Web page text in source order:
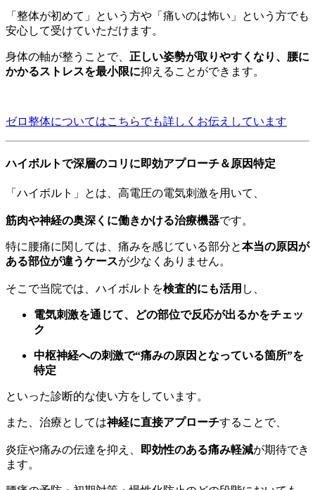
「整体が初めて」という方や「痛いのは怖い」という方でも
安心して受けていただけます。
身体の軸が整うことで、 正しい姿勢が取りやすくなり、腰に
かかるストレスを最小限に抑えることができます。
ゼロ整体についてはこちらでも詳しくお伝えしています
ハイボルトで深層のコリに即効アプローチ＆原因特定
「ハイボルト」とは、高電圧の電気刺激を用いて、
筋肉や神経の奥深くに働きかける治療機器です。
特に腰痛に関しては、痛みを感じている部分と本当の原因が
ある部位が違うケースが少なくありません。
そこで当院では、ハイボルトを検査的にも活用 し、
電気刺激を通じて、どの部位で反応が出るかをチェッ
ク
中枢神経への刺激で“痛みの原因となっている箇所”を
特定
といった診断的な使い方をしています。
また、治療としては神経に直接アプローチすることで、
炎症や痛みの伝達を抑え、 即効性のある痛み軽減が期待でき
ます。